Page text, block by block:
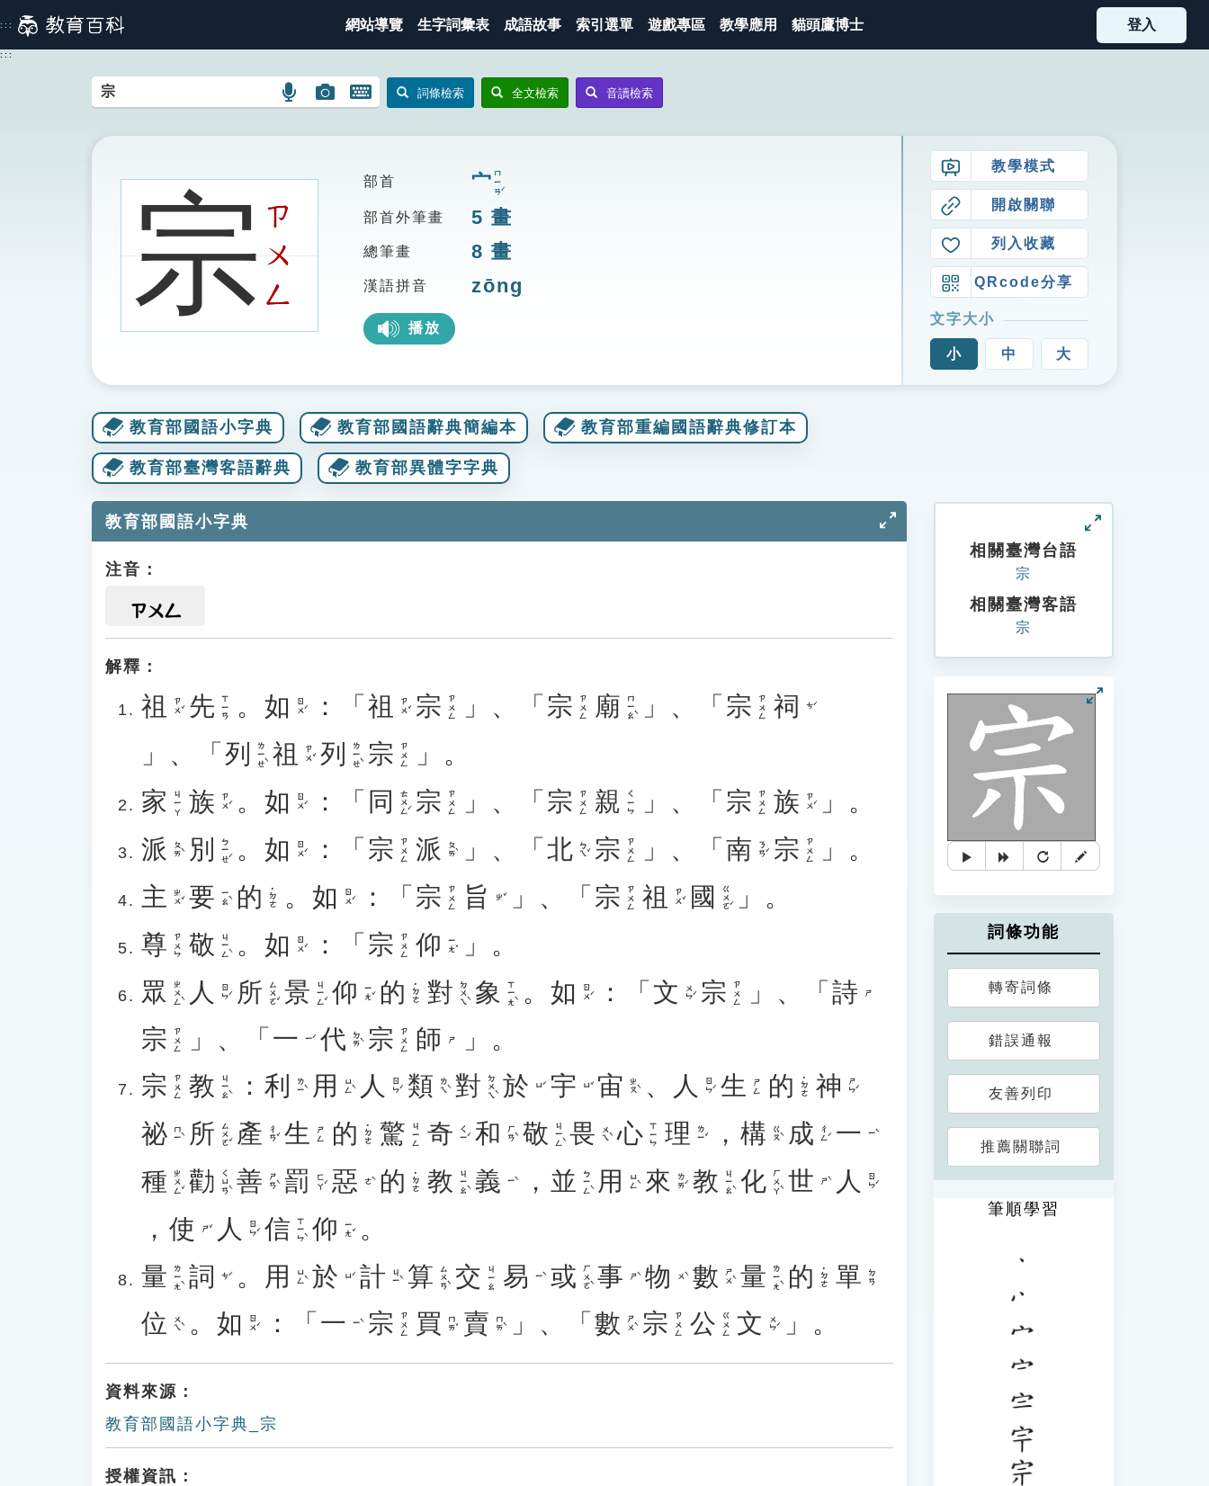
到
主
::: 網站導覽 生字詞彙表 成語故事 索引選單 遊戲專區 教學應用 貓頭鷹博士 登入
:::
語
搜
圖
圖
搜
開
鍵
圖
詞條檢索 全文檢索 音讀檢索
宗ㄗ
ㄨ
ㄥ
部首 宀ㄇㄧㄢˊ
部首外筆畫 5 畫
總筆畫 8 畫
漢語拼音 zōng
播放
教學模式
開啟關聯
列入收藏
QRcode分享
文字大小
小 中 大
教育部國語小字典 教育部國語辭典簡編本 教育部重編國語辭典修訂本
教育部臺灣客語辭典 教育部異體字字典
教育部國語小字典
注音：
ㄗㄨㄥ
解釋：
祖 ㄗㄨˇ 先 ㄒㄧㄢ 。 如 ㄖㄨˊ ：「 祖 ㄗㄨˇ 宗 ㄗㄨㄥ 」、「 宗 ㄗㄨㄥ 廟 ㄇㄧㄠˋ 」、「 宗 ㄗㄨㄥ 祠 ㄘˊ
」、「 列 ㄌㄧㄝˋ 祖 ㄗㄨˇ 列 ㄌㄧㄝˋ 宗 ㄗㄨㄥ
」。
家 ㄐㄧㄚ 族 ㄗㄨˊ 。 如 ㄖㄨˊ ：「 同 ㄊㄨㄥˊ 宗 ㄗㄨㄥ 」、「 宗 ㄗㄨㄥ 親 ㄑㄧㄣ 」、「 宗 ㄗㄨㄥ 族 ㄗㄨˊ
」。
派 ㄆㄞˋ 別 ㄅㄧㄝˊ 。 如 ㄖㄨˊ ：「 宗 ㄗㄨㄥ 派 ㄆㄞˋ 」、「 北 ㄅㄟˇ 宗 ㄗㄨㄥ 」、「 南 ㄋㄢˊ 宗 ㄗㄨㄥ
」。
主 ㄓㄨˇ 要 ㄧㄠˋ 的 ˙ㄉㄜ 。 如 ㄖㄨˊ ：「 宗 ㄗㄨㄥ 旨 ㄓˇ 」、「 宗 ㄗㄨㄥ 祖 ㄗㄨˇ 國 ㄍㄨㄛˊ
」。
尊 ㄗㄨㄣ 敬 ㄐㄧㄥˋ 。 如 ㄖㄨˊ ：「 宗 ㄗㄨㄥ 仰 ㄧㄤˇ
」。
眾 ㄓㄨㄥˋ 人 ㄖㄣˊ 所 ㄙㄨㄛˇ 景 ㄐㄧㄥˇ 仰 ㄧㄤˇ 的 ˙ㄉㄜ 對 ㄉㄨㄟˋ 象 ㄒㄧㄤˋ 。 如 ㄖㄨˊ ：「文 ㄨㄣˊ 宗 ㄗㄨㄥ 」、「詩 ㄕ
宗 ㄗㄨㄥ 」、「 一 ㄧˊ 代 ㄉㄞˋ 宗 ㄗㄨㄥ 師 ㄕ
」。
宗 ㄗㄨㄥ 教 ㄐㄧㄠˋ ： 利 ㄌㄧˋ 用 ㄩㄥˋ 人 ㄖㄣˊ 類 ㄌㄟˋ 對 ㄉㄨㄟˋ 於 ㄩˊ 宇 ㄩˇ 宙 ㄓㄡˋ 、 人 ㄖㄣˊ 生 ㄕㄥ 的 ˙ㄉㄜ 神 ㄕㄣˊ
祕 ㄇㄧˋ 所 ㄙㄨㄛˇ 產 ㄔㄢˇ 生 ㄕㄥ 的 ˙ㄉㄜ 驚 ㄐㄧㄥ 奇 ㄑㄧˊ 和 ㄏㄢˋ 敬 ㄐㄧㄥˋ 畏 ㄨㄟˋ 心 ㄒㄧㄣ 理 ㄌㄧˇ ，構 ㄍㄡˋ 成 ㄔㄥˊ 一 ㄧˋ
種 ㄓㄨㄥˇ 勸 ㄑㄩㄢˋ 善 ㄕㄢˋ 罰 ㄈㄚˊ 惡 ㄜˋ 的 ˙ㄉㄜ 教 ㄐㄧㄠˋ 義 ㄧˋ ， 並 ㄅㄧㄥˋ 用 ㄩㄥˋ 來 ㄌㄞˊ 教 ㄐㄧㄠˋ 化 ㄏㄨㄚˋ 世 ㄕˋ 人 ㄖㄣˊ
， 使 ㄕˇ 人 ㄖㄣˊ 信 ㄒㄧㄣˋ 仰 ㄧㄤˇ 。
量 ㄌㄧㄤˋ 詞 ㄘˊ 。 用 ㄩㄥˋ 於 ㄩˊ 計 ㄐㄧˋ 算 ㄙㄨㄢˋ 交 ㄐㄧㄠ 易 ㄧˋ 或 ㄏㄨㄛˋ 事 ㄕˋ 物 ㄨˋ 數 ㄕㄨˋ 量 ㄌㄧㄤˋ 的 ˙ㄉㄜ 單 ㄉㄢ
位 ㄨㄟˋ 。 如 ㄖㄨˊ ：「 一 ㄧˋ 宗 ㄗㄨㄥ 買 ㄇㄞˇ 賣 ㄇㄞˋ 」、「 數 ㄕㄨˋ 宗 ㄗㄨㄥ 公 ㄍㄨㄥ 文 ㄨㄣˊ 」。
資料來源：
教育部國語小字典_宗
授權資訊：
相關臺灣台語
宗
相關臺灣客語
宗
詞條功能
轉寄詞條
錯誤通報
友善列印
推薦關聯詞
筆順學習